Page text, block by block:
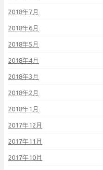
2018年7月
2018年6月
2018年5月
2018年4月
2018年3月
2018年2月
2018年1月
2017年12月
2017年11月
2017年10月